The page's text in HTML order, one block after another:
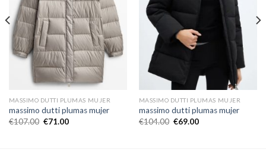
MASSIMO DUTTI PLUMAS MUJER
massimo dutti plumas mujer
€107.00 €71.00
MASSIMO DUTTI PLUMAS MUJER
massimo dutti plumas mujer
€104.00 €69.00